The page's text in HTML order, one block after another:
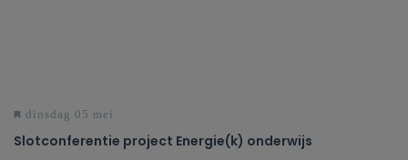
dinsdag 05 mei
Slotconferentie project Energie(k) onderwijs